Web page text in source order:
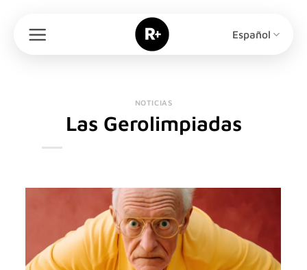
contenido
Español
NOTICIAS
Las Gerolimpiadas